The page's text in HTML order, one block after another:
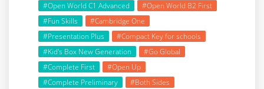
#Open World C1 Advanced
#Open World B2 First
#Fun Skills
#Cambridge One
#Presentation Plus
#Compact Key for schools
#Kid's Box New Generation
#Go Global
#Complete First
#Open Up
#Complete Preliminary
#Both Sides